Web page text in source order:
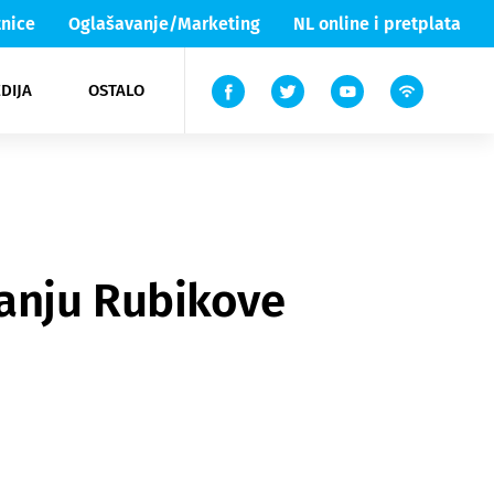
Oglašavanje/Marketing NL online i pretplata
OSTALO
Lika & Senj
TV
Rubikove